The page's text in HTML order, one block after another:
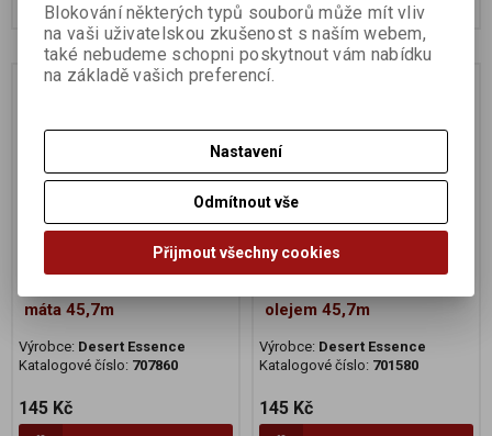
Na dotaz
máta 45,7m
Výrobce: Desert Essence
Katalogové číslo: 707860
145 Kč
Na dotaz
olejem 45,7m
Výrobce: Desert Essence
Katalogové číslo: 701580
145 Kč
Blokování některých typů souborů může mít vliv
na vaši uživatelskou zkušenost s naším webem,
také nebudeme schopni poskytnout vám nabídku
na základě vašich preferencí.
Nastavení
Odmítnout vše
Přijmout všechny cookies